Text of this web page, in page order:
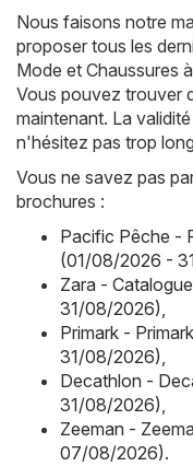
Nous faisons notre
proposer tous les
Mode et Chaussures
Vous pouvez trouver
maintenant. La
n'hésitez pas trop
Vous ne savez pas
brochures :
Pacific Pêche -
(01/08/2026 -
Zara -
31/08/2026),
Primark -
31/08/2026),
Decathlon -
31/08/2026),
Zeeman -
07/08/2026).